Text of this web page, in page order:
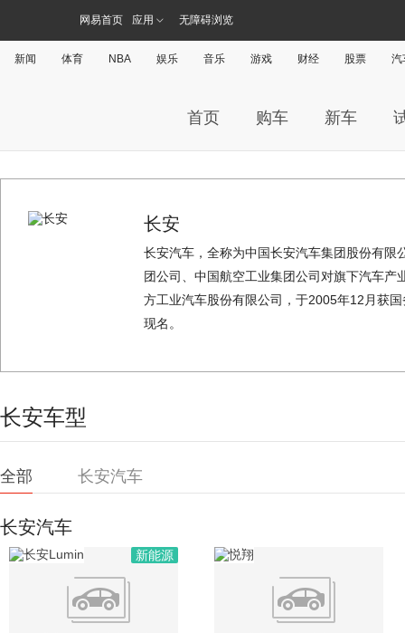
网易首页 应用 无障碍浏览
新闻 体育 NBA 娱乐 音乐 游戏 财经 股票 汽
首页 购车 新车
长安
长安汽车，全称为中国长安汽车集团股份有
团公司、中国航空工业集团公司对旗下汽车
方工业汽车股份有限公司，于2005年12月获
现名。
长安车型
全部 长安汽车
长安汽车
新能源